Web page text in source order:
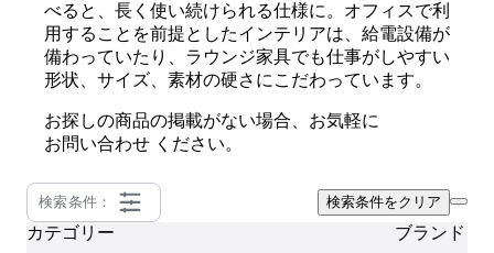
べると、長く使い続けられる仕様に。オフィスで利
用することを前提としたインテリアは、給電設備が
備わっていたり、ラウンジ家具でも仕事がしやすい
形状、サイズ、素材の硬さにこだわっています。
お探しの商品の掲載がない場合、お気軽に
お問い合わせ ください。
検索条件： 検索条件をクリア
カテゴリー ブランド